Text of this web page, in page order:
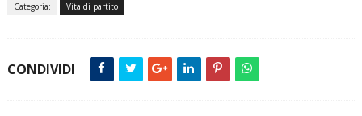
Categoria: Vita di partito
CONDIVIDI